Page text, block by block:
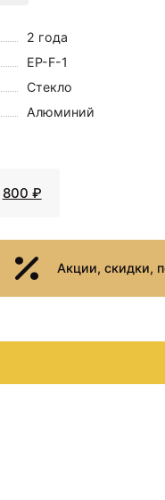
2 года
EP-F-1
Стекло
Алюминий
800 ₽
Акции, скидки,